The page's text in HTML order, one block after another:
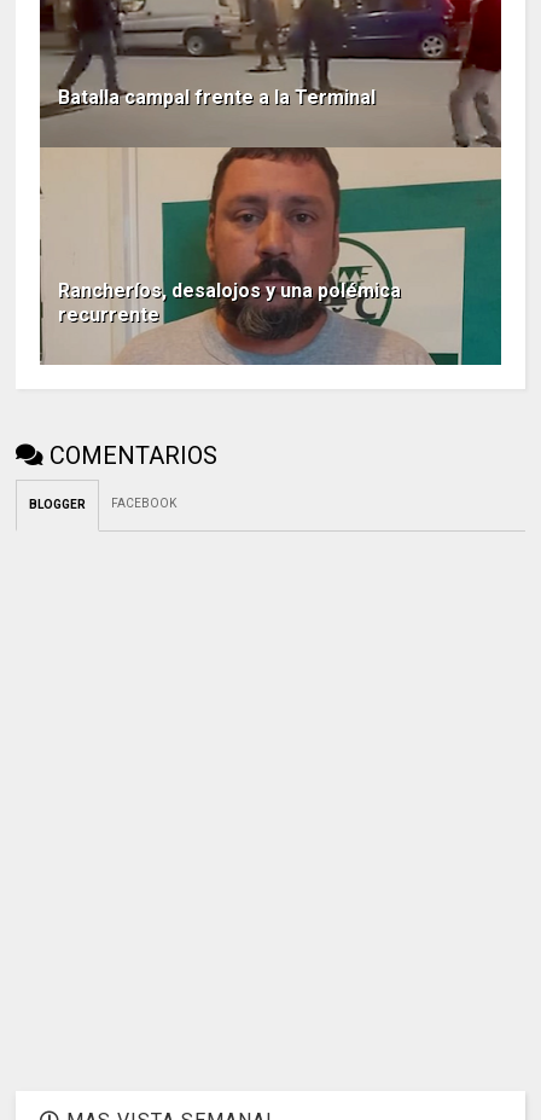
Batalla campal frente a la Terminal
Rancheríos, desalojos y una polémica
recurrente
COMENTARIOS
BLOGGER FACEBOOK